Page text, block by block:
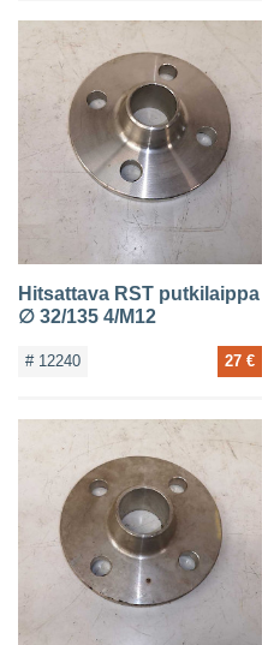
Hitsattava RST putkilaippa
∅ 32/135 4/M12
# 12240 27 €